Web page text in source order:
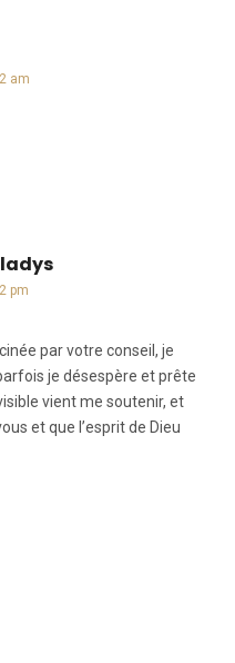
am
dit :
pm
par votre conseil, je
je désespère et prête
vient me soutenir, et
et que l’esprit de Dieu